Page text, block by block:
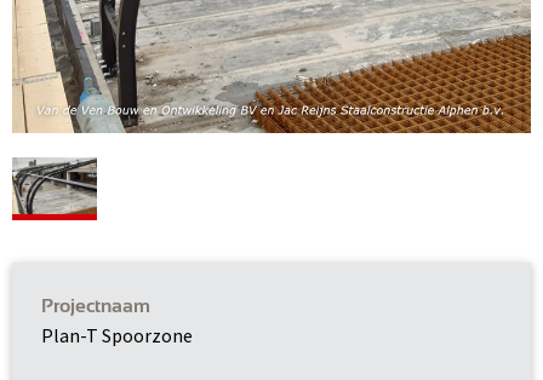
Projectnaam
Plan-T Spoorzone